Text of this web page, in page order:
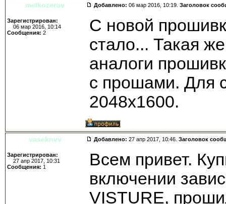
melkozerov Добавлено: 06 мар 2016, 10:19. Заголовок
Зарегистрирован:
06 мар 2016, 10:14
Сообщения: 2
С новой
стало... Такая
аналоги
с прошами. Для
2048х1600.
vaseknvv Добавлено: 27 апр 2017, 10:46. Заголовок
Зарегистрирован:
27 апр 2017, 10:31
Сообщения: 1
Всем привет.
включении
VISTURE,